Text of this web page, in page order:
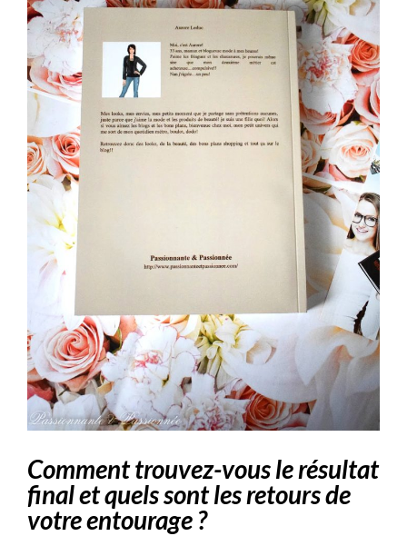
Comment trouvez-vous le résultat
final et quels sont les retours de
votre entourage ?